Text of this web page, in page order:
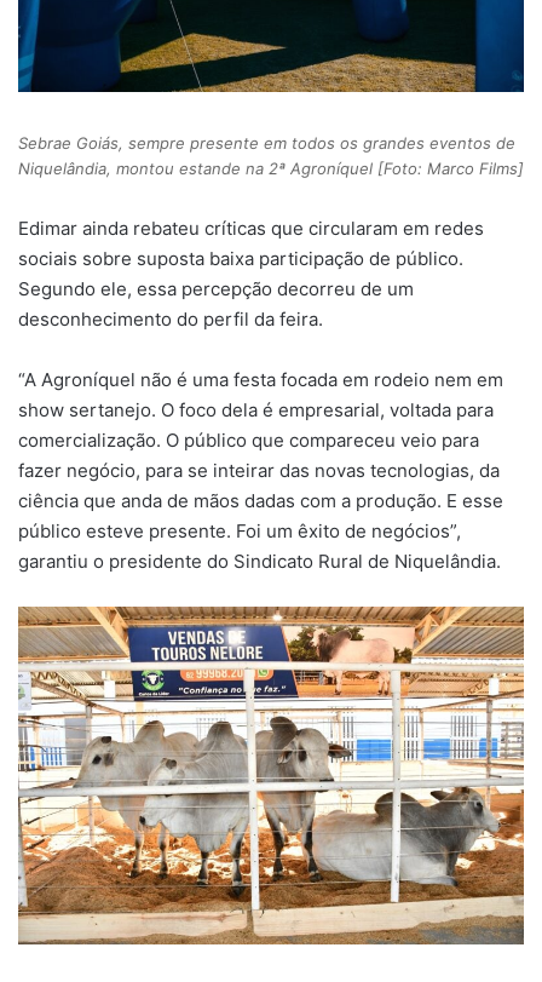
Sebrae Goiás, sempre presente em todos os grandes eventos de
Niquelândia, montou estande na 2ª Agroníquel [Foto: Marco Films]
Edimar ainda rebateu críticas que circularam em redes
sociais sobre suposta baixa participação de público.
Segundo ele, essa percepção decorreu de um
desconhecimento do perfil da feira.
“A Agroníquel não é uma festa focada em rodeio nem em
show sertanejo. O foco dela é empresarial, voltada para
comercialização. O público que compareceu veio para
fazer negócio, para se inteirar das novas tecnologias, da
ciência que anda de mãos dadas com a produção. E esse
público esteve presente. Foi um êxito de negócios”,
garantiu o presidente do Sindicato Rural de Niquelândia.